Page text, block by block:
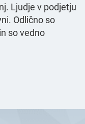
Ljudje v podjetju
Odlično so
so vedno